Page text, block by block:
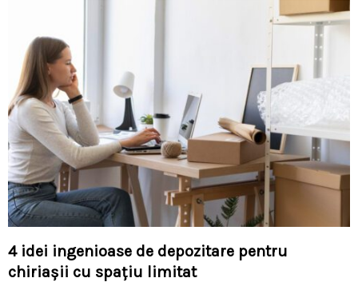
4 idei ingenioase de depozitare pentru
chiriașii cu spațiu limitat